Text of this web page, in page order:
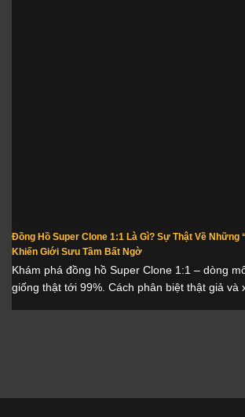
Đồng Hồ Super Clone 1:1 Là Gì? Sự Thật Về Những
Khiến Giới Sưu Tầm Bất Ngờ
Khám phá đồng hồ Super Clone 1:1 – dòng
giống thật tới 99%. Cách phân biệt thật giả và